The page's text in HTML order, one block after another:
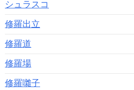
シュラスコ
修羅出立
修羅道
修羅場
修羅囃子